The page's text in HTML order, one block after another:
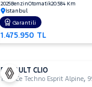
2025BenzinOtomatik20.584 Km
İstanbul
1.475.950 TL
Garantili
RENAULT CLIO
1.0 TCe Techno Esprit Alpine,